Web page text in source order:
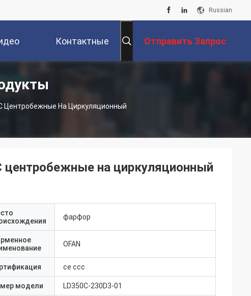
Russian
Контактные Отправить Запрос
Центробежные На Циркуляционный
центробежные на циркуляционный
фарфор
OFAN
ce ccc
модели LD350C-230D3-01